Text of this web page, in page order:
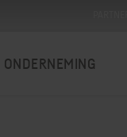
ONDERNEMING